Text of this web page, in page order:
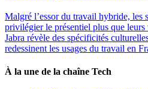
Malgré l’essor du travail hybride, les
privilégier le présentiel plus que
Jabra révèle des spécificités
redessinent les usages du travail en
À la une de la chaîne Tech